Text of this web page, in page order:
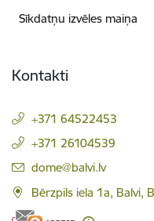
Sīkdatņu izvēles maiņa
Kontakti
+371 64522453
+371 26104539
E-pasts:
dome@balvi.lv
Bērzpils iela 1a, Balvi,